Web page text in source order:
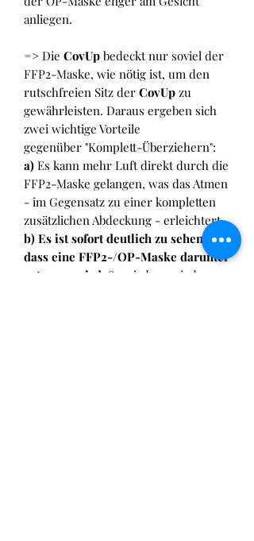
anliegen.
=> Die CovUp bedeckt nur soviel der
FFP2-Maske, wie nötig ist, um den
rutschfreien Sitz der CovUp zu
gewährleisten. Daraus ergeben sich
zwei wichtige Vorteile
gegenüber "Komplett-Überziehern":
a) Es kann mehr Luft direkt durch die
FFP2-Maske gelangen, was das Atmen
- im Gegensatz zu einer kompletten
zusätzlichen Abdeckung - erleichtert.
b) Es ist sofort deutlich zu sehen,
dass eine FFP2-/OP-Maske darunter
getragen wird. So wird vermieden,